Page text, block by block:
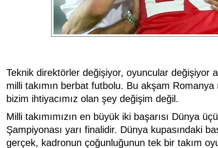
Teknik direktörler değişiyor, oyuncular değişiyor
milli takımın berbat futbolu. Bu akşam
bizim ihtiyacımız olan şey değişim değil.
Milli takımımızın en büyük iki başarısı Dünya
Şampiyonası yarı finalidir. Dünya kupasındaki
gerçek, kadronun çoğunluğunun tek bir takım